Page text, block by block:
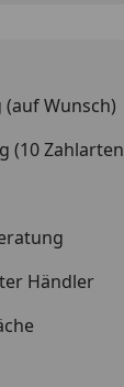
Wunsch)
(10
Händler